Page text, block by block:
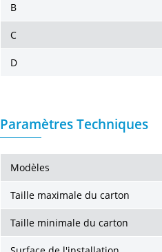
B
C
D
Paramètres Techniques
Modèles
Taille maximale du carton
Taille minimale du carton